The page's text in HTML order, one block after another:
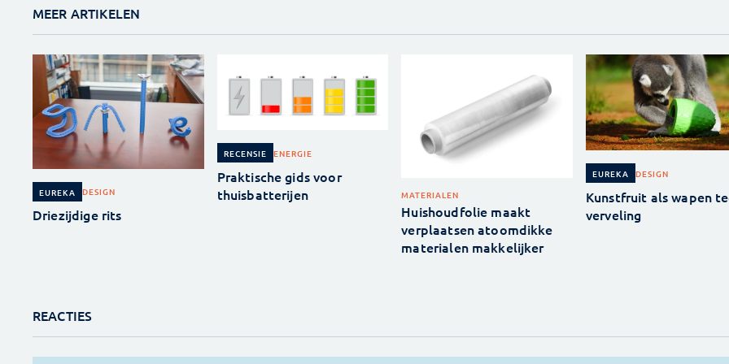
MEER ARTIKELEN
EUREKA DESIGN
Driezijdige rits
RECENSIE ENERGIE
Praktische gids voor
thuisbatterijen
MATERIALEN
Huishoudfolie maakt
verplaatsen atoomdikke
materialen makkelijker
EUREKA DESIGN
Kunstfruit als wapen
verveling
REACTIES